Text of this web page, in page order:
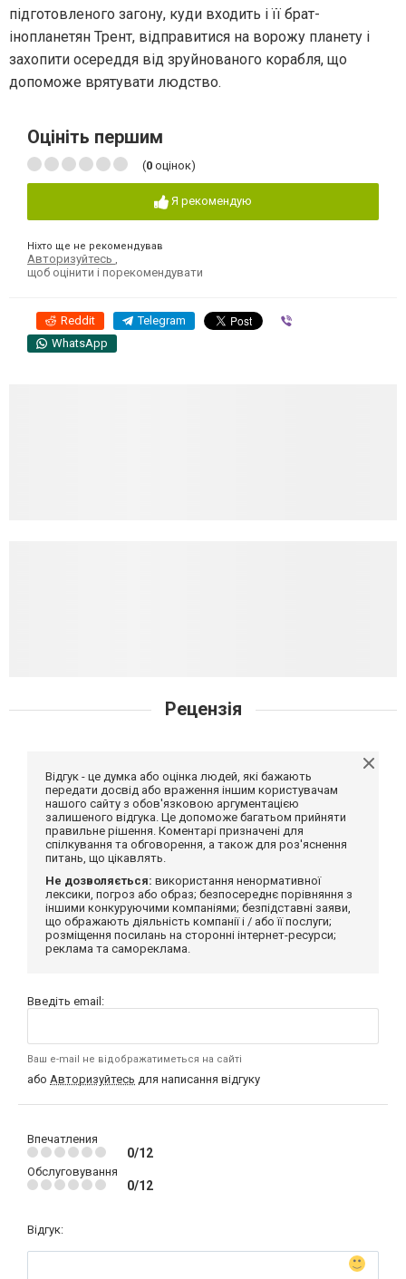
підготовленого загону, куди входить і її брат-
інопланетян Трент, відправитися на ворожу планету і
захопити осереддя від зруйнованого корабля, що
допоможе врятувати людство.
Оцініть першим
(0 оцінок)
Я рекомендую
Ніхто ще не рекомендував
Авторизуйтесь
щоб оцінити і порекомендувати
Reddit Telegram
WhatsApp
Рецензія
Відгук - це думка або оцінка людей, які бажають
передати досвід або враження іншим користувачам
нашого сайту з обов'язковою аргументацією
залишеного відгука. Це допоможе багатьом прийняти
правильне рішення. Коментарі призначені для
спілкування та обговорення, а також для роз'яснення
питань, що цікавлять.
Не дозволяється: використання ненормативної
лексики, погроз або образ; безпосереднє порівняння з
іншими конкуруючими компаніями; безпідставні заяви,
що ображають діяльність компанії і / або її послуги;
розміщення посилань на сторонні інтернет-ресурси;
реклама та самореклама.
Введіть email:
Ваш e-mail не відображатиметься на сайті
або Авторизуйтесь для написання відгуку
Впечатления
0/12
Обслуговування
0/12
Відгук: